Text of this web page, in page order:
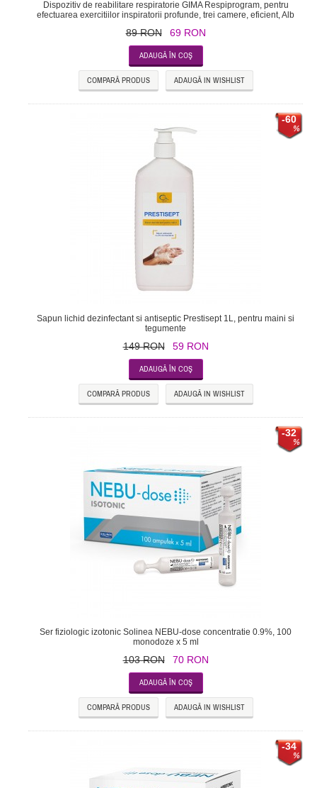
Dispozitiv de reabilitare respiratorie GIMA Respiprogram, pentru
efectuarea exercitiilor inspiratorii profunde, trei camere, eficient, Alb
89 RON 69 RON
COMPARĂ PRODUS ADAUGĂ IN WISHLIST
-60
Sapun lichid dezinfectant si antiseptic Prestisept 1L, pentru maini si
tegumente
149 RON 59 RON
COMPARĂ PRODUS ADAUGĂ IN WISHLIST
-32
Ser fiziologic izotonic Solinea NEBU-dose concentratie 0.9%, 100
monodoze x 5 ml
103 RON 70 RON
COMPARĂ PRODUS ADAUGĂ IN WISHLIST
-34